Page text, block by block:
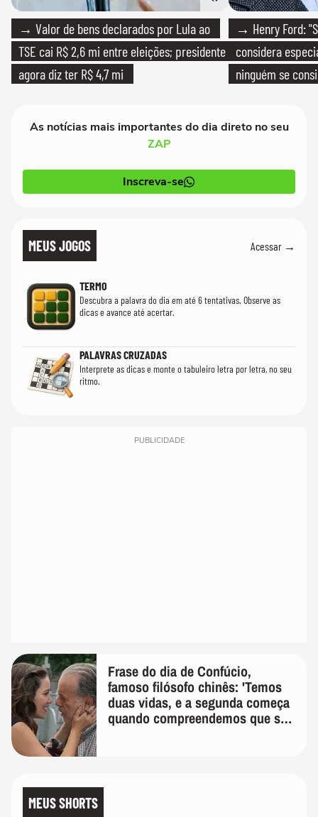
→ Valor de bens declarados por Lula ao
TSE cai R$ 2,6 mi entre eleições; presidente
agora diz ter R$ 4,7 mi
→ Henry Ford:
considera
ninguém se
As notícias mais importantes do dia direto no seu
ZAP
Inscreva-se
MEUS JOGOS Acessar →
TERMO
Descubra a palavra do dia em até 6 tentativas. Observe as
dicas e avance até acertar.
PALAVRAS CRUZADAS
Interprete as dicas e monte o tabuleiro letra por letra, no seu
ritmo.
PUBLICIDADE
Frase do dia de Confúcio,
famoso filósofo chinês: 'Temos
duas vidas, e a segunda começa
quando compreendemos que só
MEUS SHORTS